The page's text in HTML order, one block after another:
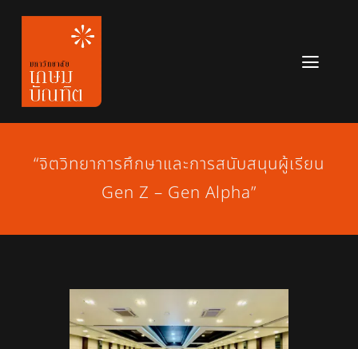
Skip
content
หลักสูตร
ข่าวสาร
เกี่ยวกับมหาวิทยาลัย
สมัครเรียน
“จิตวิทยาการศึกษาและการสนับสนุนผู้เรียน
Gen Z – Gen Alpha”